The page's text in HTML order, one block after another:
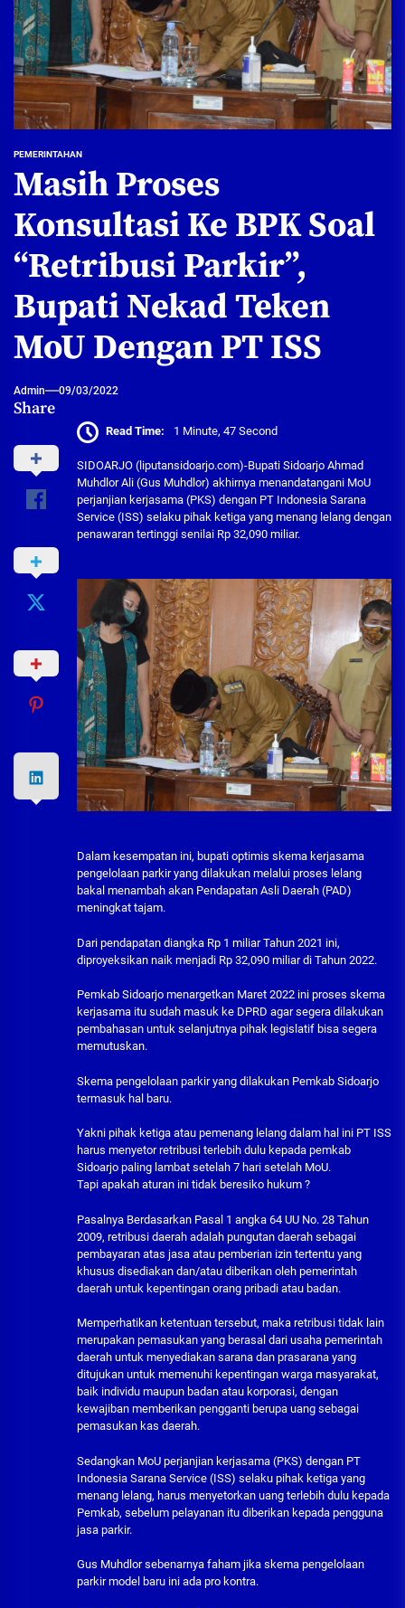
PEMERINTAHAN
Masih Proses
Konsultasi Ke BPK Soal
“Retribusi Parkir”,
Bupati Nekad Teken
MoU Dengan PT ISS
Admin 09/03/2022
Share
Read Time: 1 Minute, 47 Second
SIDOARJO (liputansidoarjo.com)-Bupati Sidoarjo Ahmad
Muhdlor Ali (Gus Muhdlor) akhirnya menandatangani MoU
perjanjian kerjasama (PKS) dengan PT Indonesia Sarana
Service (ISS) selaku pihak ketiga yang menang lelang dengan
penawaran tertinggi senilai Rp 32,090 miliar.
Dalam kesempatan ini, bupati optimis skema kerjasama
pengelolaan parkir yang dilakukan melalui proses lelang
bakal menambah akan Pendapatan Asli Daerah (PAD)
meningkat tajam.
Dari pendapatan diangka Rp 1 miliar Tahun 2021 ini,
diproyeksikan naik menjadi Rp 32,090 miliar di Tahun 2022.
Pemkab Sidoarjo menargetkan Maret 2022 ini proses skema
kerjasama itu sudah masuk ke DPRD agar segera dilakukan
pembahasan untuk selanjutnya pihak legislatif bisa segera
memutuskan.
Skema pengelolaan parkir yang dilakukan Pemkab Sidoarjo
termasuk hal baru.
Yakni pihak ketiga atau pemenang lelang dalam hal ini PT ISS
harus menyetor retribusi terlebih dulu kepada pemkab
Sidoarjo paling lambat setelah 7 hari setelah MoU.
Tapi apakah aturan ini tidak beresiko hukum ?
Pasalnya Berdasarkan Pasal 1 angka 64 UU No. 28 Tahun
2009, retribusi daerah adalah pungutan daerah sebagai
pembayaran atas jasa atau pemberian izin tertentu yang
khusus disediakan dan/atau diberikan oleh pemerintah
daerah untuk kepentingan orang pribadi atau badan.
Memperhatikan ketentuan tersebut, maka retribusi tidak lain
merupakan pemasukan yang berasal dari usaha pemerintah
daerah untuk menyediakan sarana dan prasarana yang
ditujukan untuk memenuhi kepentingan warga masyarakat,
baik individu maupun badan atau korporasi, dengan
kewajiban memberikan pengganti berupa uang sebagai
pemasukan kas daerah.
Sedangkan MoU perjanjian kerjasama (PKS) dengan PT
Indonesia Sarana Service (ISS) selaku pihak ketiga yang
menang lelang, harus menyetorkan uang terlebih dulu kepada
Pemkab, sebelum pelayanan itu diberikan kepada pengguna
jasa parkir.
Gus Muhdlor sebenarnya faham jika skema pengelolaan
parkir model baru ini ada pro kontra.